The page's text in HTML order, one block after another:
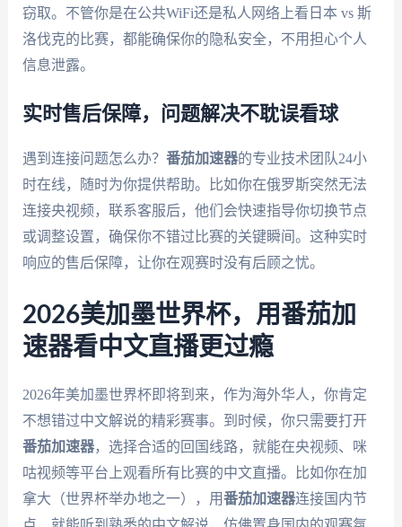
窃取。不管你是在公共WiFi还是私人网络上看日本 vs 斯
洛伐克的比赛，都能确保你的隐私安全，不用担心个人
信息泄露。
实时售后保障，问题解决不耽误看球
遇到连接问题怎么办？ 番茄加速器的专业技术团队24小
时在线，随时为你提供帮助。比如你在俄罗斯突然无法
连接央视频，联系客服后，他们会快速指导你切换节点
或调整设置，确保你不错过比赛的关键瞬间。这种实时
响应的售后保障，让你在观赛时没有后顾之忧。
2026美加墨世界杯，用番茄加
速器看中文直播更过瘾
2026年美加墨世界杯即将到来，作为海外华人，你肯定
不想错过中文解说的精彩赛事。到时候，你只需要打开
番茄加速器，选择合适的回国线路，就能在央视频、咪
咕视频等平台上观看所有比赛的中文直播。比如你在加
拿大（世界杯举办地之一），用番茄加速器连接国内节